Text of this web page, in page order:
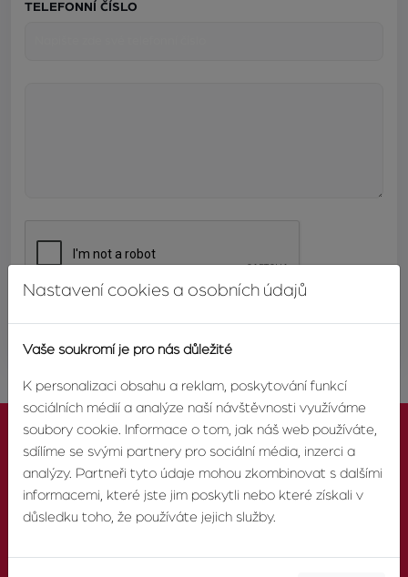
TELEFONNÍ ČÍSLO
KONTAKTUJTE NÁS
Nastavení cookies a osobních údajů
Vaše soukromí je pro nás důležité
K personalizaci obsahu a reklam, poskytování funkcí
sociálních médií a analýze naší návštěvnosti využíváme
soubory cookie. Informace o tom, jak náš web používáte,
sdílíme se svými partnery pro sociální média, inzerci a
analýzy. Partneři tyto údaje mohou zkombinovat s dalšími
informacemi, které jste jim poskytli nebo které získali v
důsledku toho, že používáte jejich služby.